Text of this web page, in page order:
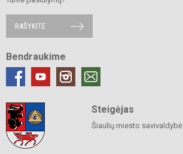
RAŠYKITE
Bendraukime
Steigėjas
Šiaulių miesto savivaldybė